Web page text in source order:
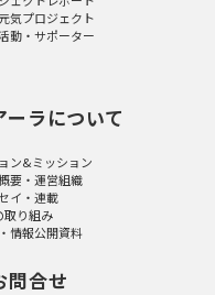
気プロジェクト
動・サポーター
ーラについて
ン&ミッション
要・運営組織
イ・連載
取り組み
情報公開資料
問合せ